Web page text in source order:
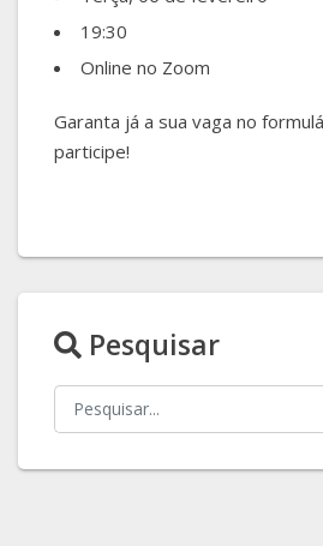
19:30
Online no Zoom
Garanta já a sua vaga no
participe!
Pesquisar